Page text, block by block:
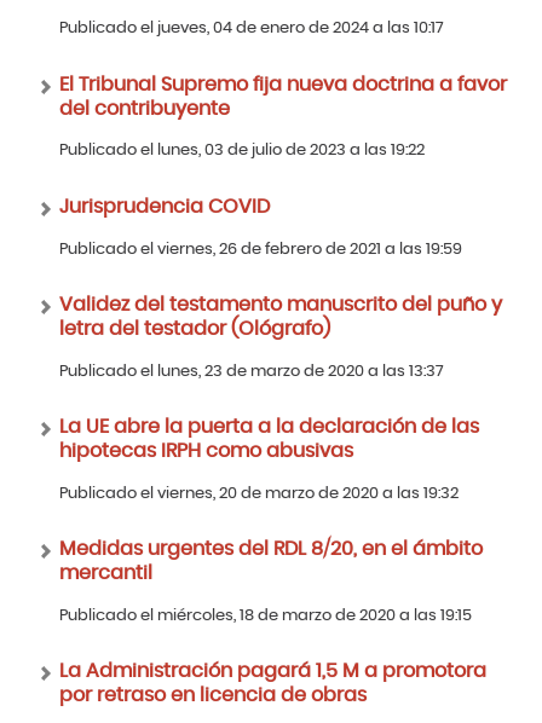
Publicado el jueves, 04 de enero de 2024 a las 10:17
El Tribunal Supremo fija nueva doctrina a favor
del contribuyente
Publicado el lunes, 03 de julio de 2023 a las 19:22
Jurisprudencia COVID
Publicado el viernes, 26 de febrero de 2021 a las 19:59
Validez del testamento manuscrito del puño y
letra del testador (Ológrafo)
Publicado el lunes, 23 de marzo de 2020 a las 13:37
La UE abre la puerta a la declaración de las
hipotecas IRPH como abusivas
Publicado el viernes, 20 de marzo de 2020 a las 19:32
Medidas urgentes del RDL 8/20, en el ámbito
mercantil
Publicado el miércoles, 18 de marzo de 2020 a las 19:15
La Administración pagará 1,5 M a promotora
por retraso en licencia de obras